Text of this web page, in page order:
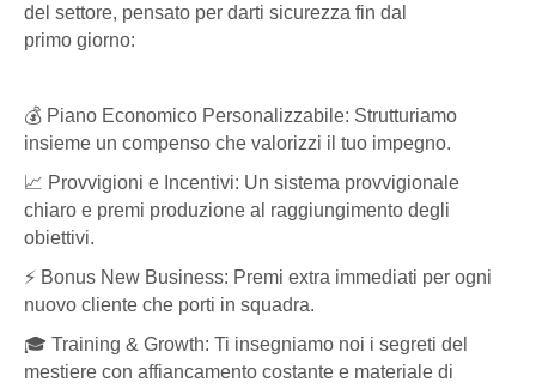
del settore, pensato per darti sicurezza fin dal
primo giorno:
💰 Piano Economico Personalizzabile: Strutturiamo
insieme un compenso che valorizzi il tuo impegno.
📈 Provvigioni e Incentivi: Un sistema provvigionale
chiaro e premi produzione al raggiungimento degli
obiettivi.
⚡ Bonus New Business: Premi extra immediati per ogni
nuovo cliente che porti in squadra.
🎓 Training & Growth: Ti insegniamo noi i segreti del
mestiere con affiancamento costante e materiale di